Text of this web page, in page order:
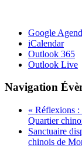
Google
iCalendar
Outlook 365
Outlook Live
Navigation
« Réflexions :
Quartier
Sanctuaire
chinois de